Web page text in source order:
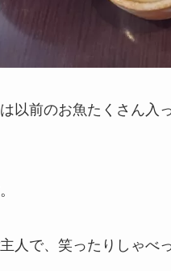
以前のお魚たくさん入
人で、笑ったりしゃべ